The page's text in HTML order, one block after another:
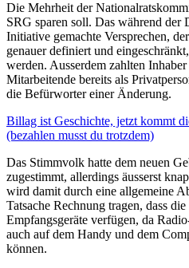
Die Mehrheit der
SRG sparen soll. Das während
Initiative gemachte Versprechen,
genauer definiert und
werden. Ausserdem zahlten
Mitarbeitende bereits als
die Befürworter einer Änderung.
Billag ist Geschichte, jetzt kommt
(bezahlen musst du trotzdem)
Das Stimmvolk hatte dem neuen
zugestimmt, allerdings äusserst
wird damit durch eine allgemeine
Tatsache Rechnung tragen, dass
Empfangsgeräte verfügen, da
auch auf dem Handy und dem
können.